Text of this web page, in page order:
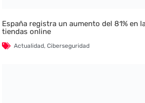
España registra un aumento del 81% en
tiendas online
Actualidad,Ciberseguridad